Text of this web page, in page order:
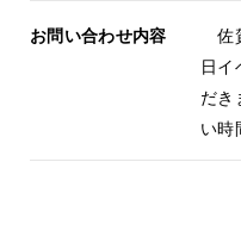
お問い合わせ内容
佐
日イ
だき
い時